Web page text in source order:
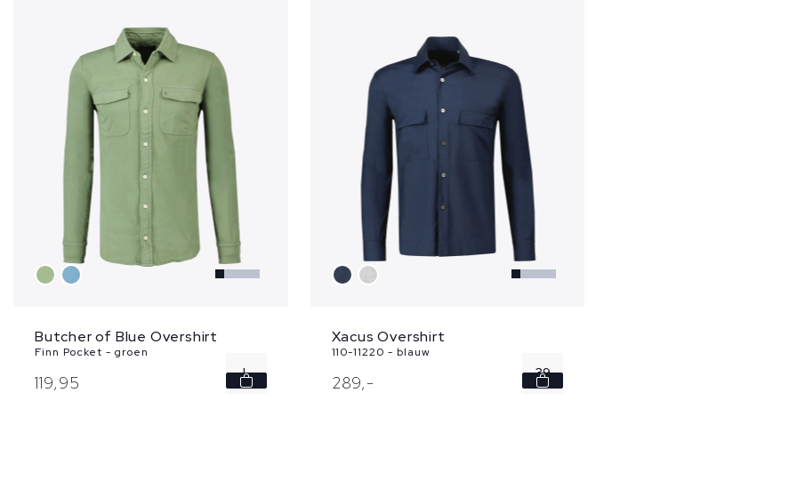
Butcher of Blue Overshirt
Finn Pocket - groen
119,95 L
Xacus Overshirt
110-11220 - blauw
289,- 39